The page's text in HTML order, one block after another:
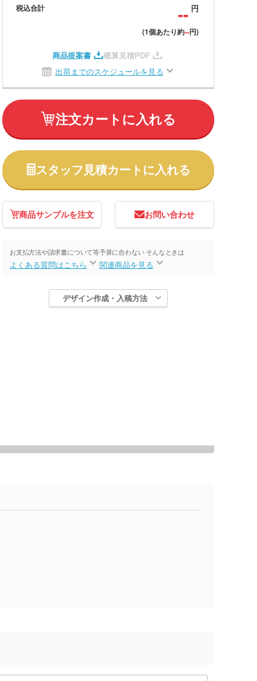
税込合計
-- 円
(1個あたり約--円)
商品提案書
概算見積PDF
出荷までのスケジュールを見る
注文カートに入れる
スタッフ見積カートに入れる
商品サンプルを注文 お問い合わせ
お支払方法や請求書について等
よくある質問はこちら
予算に合わない そんなときは
関連商品を見る
デザイン作成・入稿方法